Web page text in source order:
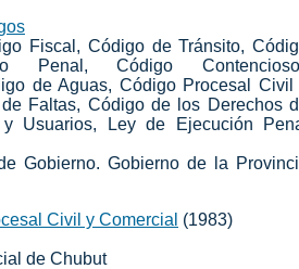
Fiscal, Código de Tránsito,
Penal, Código
de Aguas, Código Procesal Civil
Faltas, Código de los Derechos
y Usuarios, Ley de Ejecución
Gobierno. Gobierno de la
Civil y Comercial (1983)
de Chubut